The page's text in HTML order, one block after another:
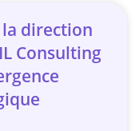
direction
Consulting